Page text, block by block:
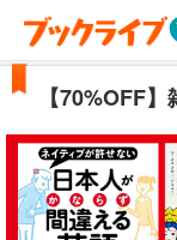
【70%OFF